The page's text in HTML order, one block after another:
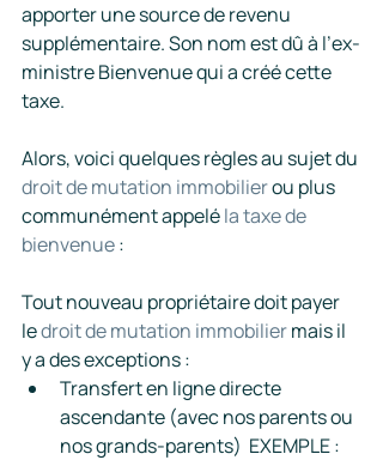
apporter une source de revenu
supplémentaire. Son nom est dû à l’ex-
ministre Bienvenue qui a créé cette
taxe.
Alors, voici quelques règles au sujet du
droit de mutation immobilier ou plus
communément appelé la taxe de
bienvenue :
Tout nouveau propriétaire doit payer
le droit de mutation immobilier mais il
y a des exceptions :
Transfert en ligne directe
ascendante (avec nos parents ou
nos grands-parents)  EXEMPLE :